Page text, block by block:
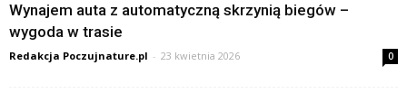
Wynajem auta z automatyczną skrzynią biegów –
wygoda w trasie
Redakcja Poczujnature.pl - 23 kwietnia 2026 0